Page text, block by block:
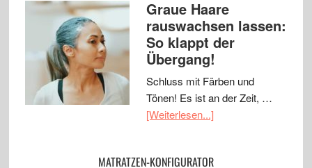
Graue Haare
rauswachsen lassen:
So klappt der
Übergang!
Schluss mit Färben und
Tönen! Es ist an der Zeit, …
[Weiterlesen...]
MATRATZEN-KONFIGURATOR